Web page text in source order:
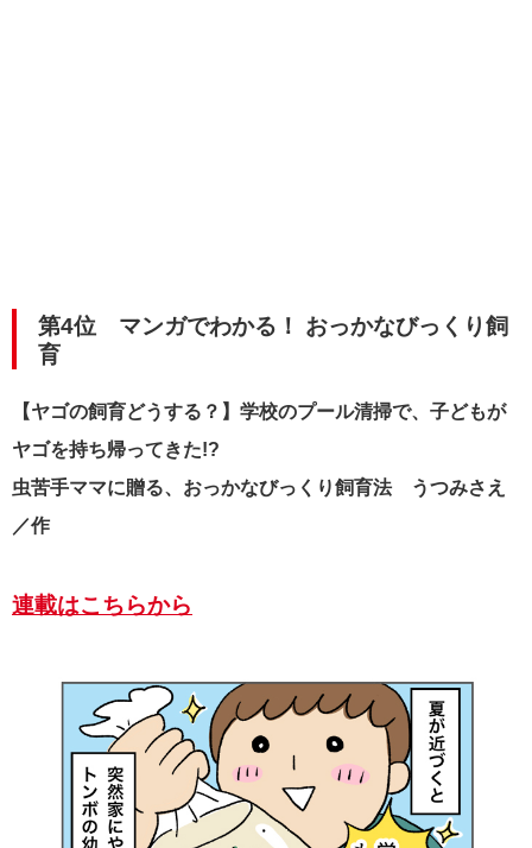
第4位 マンガでわかる！ おっかなびっくり飼
育
【ヤゴの飼育どうする？】学校のプール清掃で、子どもが
ヤゴを持ち帰ってきた!?
虫苦手ママに贈る、おっかなびっくり飼育法 うつみさえ
／作
連載はこちらから